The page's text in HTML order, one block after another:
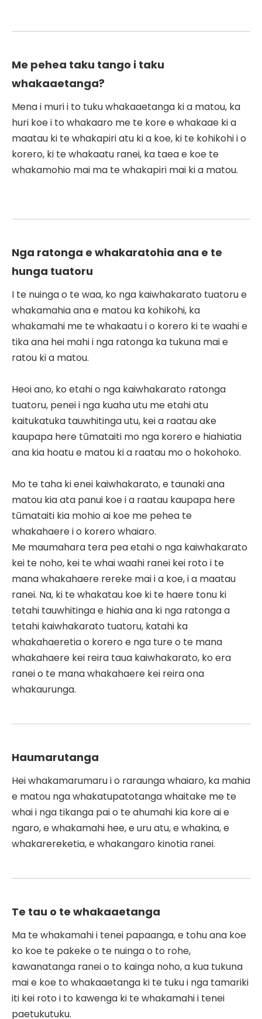
Me pehea taku tango i taku
whakaaetanga?
Mena i muri i to tuku whakaaetanga ki a matou, ka
huri koe i to whakaaro me te kore e whakaae ki a
maatau ki te whakapiri atu ki a koe, ki te kohikohi i o
korero, ki te whakaatu ranei, ka taea e koe te
whakamohio mai ma te whakapiri mai ki a matou.
Nga ratonga e whakaratohia ana e te
hunga tuatoru
I te nuinga o te waa, ko nga kaiwhakarato tuatoru e
whakamahia ana e matou ka kohikohi, ka
whakamahi me te whakaatu i o korero ki te waahi e
tika ana hei mahi i nga ratonga ka tukuna mai e
ratou ki a matou.
Heoi ano, ko etahi o nga kaiwhakarato ratonga
tuatoru, penei i nga kuaha utu me etahi atu
kaitukatuka tauwhitinga utu, kei a raatau ake
kaupapa here tūmataiti mo nga korero e hiahiatia
ana kia hoatu e matou ki a raatau mo o hokohoko.
Mo te taha ki enei kaiwhakarato, e taunaki ana
matou kia ata panui koe i a raatau kaupapa here
tūmataiti kia mohio ai koe me pehea te
whakahaere i o korero whaiaro.
Me maumahara tera pea etahi o nga kaiwhakarato
kei te noho, kei te whai waahi ranei kei roto i te
mana whakahaere rereke mai i a koe, i a maatau
ranei. Na, ki te whakatau koe ki te haere tonu ki
tetahi tauwhitinga e hiahia ana ki nga ratonga a
tetahi kaiwhakarato tuatoru, katahi ka
whakahaeretia o korero e nga ture o te mana
whakahaere kei reira taua kaiwhakarato, ko era
ranei o te mana whakahaere kei reira ona
whakaurunga.
Haumarutanga
Hei whakamarumaru i o raraunga whaiaro, ka mahia
e matou nga whakatupatotanga whaitake me te
whai i nga tikanga pai o te ahumahi kia kore ai e
ngaro, e whakamahi hee, e uru atu, e whakina, e
whakarereketia, e whakangaro kinotia ranei.
Te tau o te whakaaetanga
Ma te whakamahi i tenei papaanga, e tohu ana koe
ko koe te pakeke o te nuinga o to rohe,
kawanatanga ranei o to kainga noho, a kua tukuna
mai e koe to whakaaetanga ki te tuku i nga tamariki
iti kei roto i to kawenga ki te whakamahi i tenei
paetukutuku.